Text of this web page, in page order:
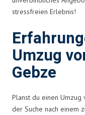
stressfreien Erlebnis!
Umzug
Gebze
Planst du einen Umzug
der Suche nach einem